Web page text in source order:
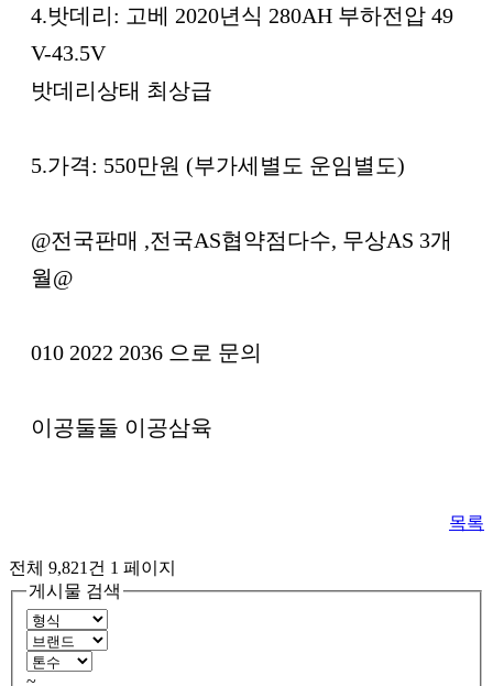
4.밧데리: 고베 2020년식 280AH 부하전압 49
V-43.5V
밧데리상태 최상급
5.가격: 550만원 (부가세별도 운임별도)
@전국판매 ,전국AS협약점다수, 무상AS 3개
월@
010 2022 2036 으로 문의
이공둘둘 이공삼육
목록
전체 9,821건 1 페이지
게시물 검색
~